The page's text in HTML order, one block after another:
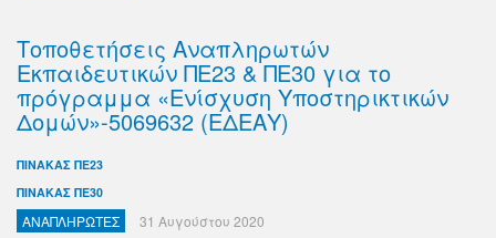
Τοποθετήσεις Αναπληρωτών
Εκπαιδευτικών ΠΕ23 & ΠΕ30 για το
πρόγραμμα «Ενίσχυση Υποστηρικτικών
Δομών»-5069632 (ΕΔΕΑΥ)
ΠΙΝΑΚΑΣ ΠΕ23
ΠΙΝΑΚΑΣ ΠΕ30
ΑΝΑΠΛΗΡΩΤΕΣ 31 Αυγούστου 2020